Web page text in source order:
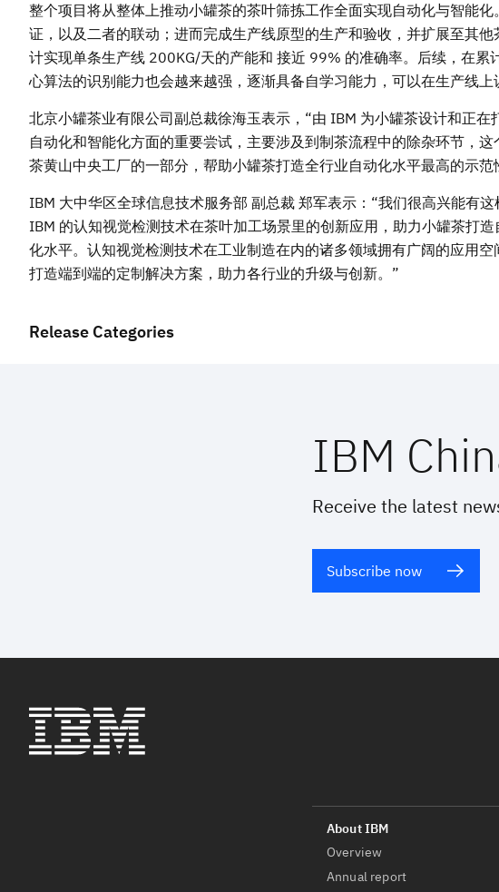
整个项目将从整体上推动小罐茶的茶叶筛拣工作全面实现自动化与智能
证，以及二者的联动；进而完成生产线原型的生产和验收，并扩展至其
计实现单条生产线 200KG/天的产能和 接近 99% 的准确率。后续，在
心算法的识别能力也会越来越强，逐渐具备自学习能力，可以在生产线上
北京小罐茶业有限公司副总裁徐海玉表示，“由 IBM 为小罐茶设计和正
自动化和智能化方面的重要尝试，主要涉及到制茶流程中的除杂环节，
茶黄山中央工厂的一部分，帮助小罐茶打造全行业自动化水平最高的示
IBM 大中华区全球信息技术服务部 副总裁 郑军表示：“我们很高兴能有
IBM 的认知视觉检测技术在茶叶加工场景里的创新应用，助力小罐茶打
化水平。认知视觉检测技术在工业制造在内的诸多领域拥有广阔的应用
打造端到端的定制解决方案，助力各行业的升级与创新。”
Release Categories
IBM
Receive the latest
Subscribe now
Overview
Annual report